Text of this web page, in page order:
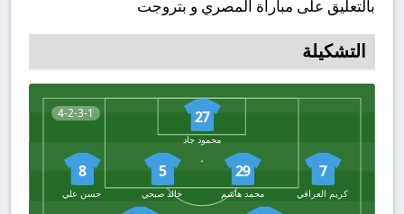
بالتعليق على مباراة المصري و بتروجت
التشكيلة
4-2-3-1 27
محمود جاد
7
كريم العراقي
29
محمد هاشم
5
خالد صبحي
8
حسن علي